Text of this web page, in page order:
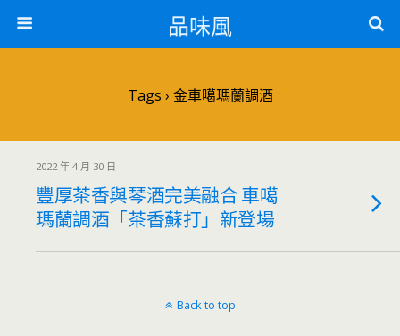
品味風
Tags › 金車噶瑪蘭調酒
2022 年 4 月 30 日
豐厚茶香與琴酒完美融合 車噶
瑪蘭調酒「茶香蘇打」新登場
Back to top